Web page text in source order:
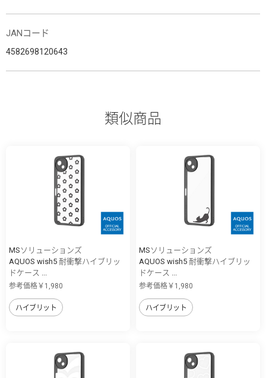
JANコード
4582698120643
類似商品
MSソリューションズ
AQUOS wish5 耐衝撃ハイブリッ
ドケース ...
参考価格￥1,980
ハイブリット
MSソリューションズ
AQUOS wish5 耐衝撃ハイブリッ
ドケース ...
参考価格￥1,980
ハイブリット